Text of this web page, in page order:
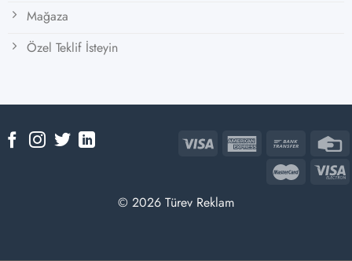
Mağaza
Özel Teklif İsteyin
© 2026 Türev Reklam